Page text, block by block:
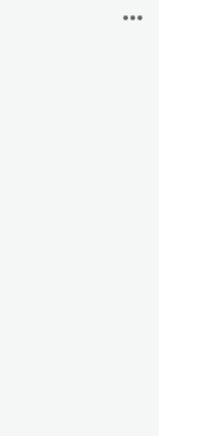
more_horiz